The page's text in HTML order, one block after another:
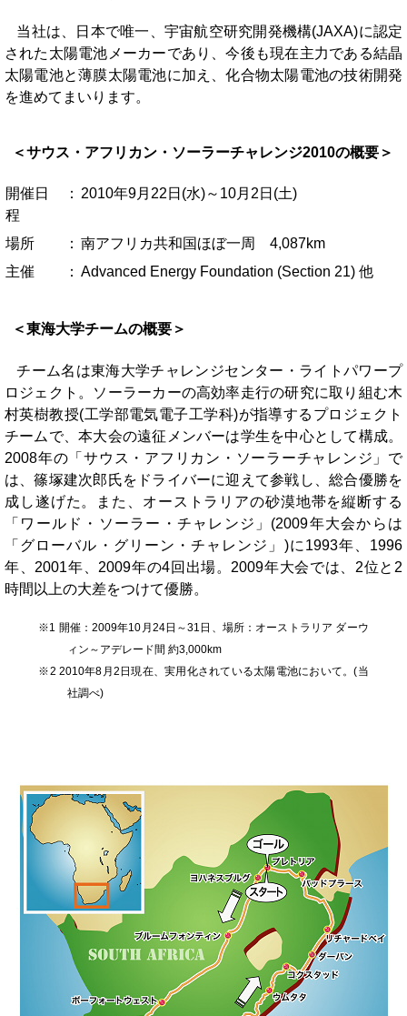
当社は、日本で唯一、宇宙航空研究開発機構(JAXA)に認定
された太陽電池メーカーであり、今後も現在主力である結晶
太陽電池と薄膜太陽電池に加え、化合物太陽電池の技術開発
を進めてまいります。
＜サウス・アフリカン・ソーラーチャレンジ2010の概要＞
開催日
程
： 2010年9月22日(水)～10月2日(土)
場所 ： 南アフリカ共和国ほぼ一周 4,087km
主催
： Advanced Energy Foundation (Section 21) 他
＜東海大学チームの概要＞
チーム名は東海大学チャレンジセンター・ライトパワープ
ロジェクト。ソーラーカーの高効率走行の研究に取り組む木
村英樹教授(工学部電気電子工学科)が指導するプロジェクト
チームで、本大会の遠征メンバーは学生を中心として構成。
2008年の「サウス・アフリカン・ソーラーチャレンジ」で
は、篠塚建次郎氏をドライバーに迎えて参戦し、総合優勝を
成し遂げた。また、オーストラリアの砂漠地帯を縦断する
「ワールド・ソーラー・チャレンジ」(2009年大会からは
「グローバル・グリーン・チャレンジ」)に1993年、1996
年、2001年、2009年の4回出場。2009年大会では、2位と2
時間以上の大差をつけて優勝。
※1 開催：2009年10月24日～31日、場所：オーストラリア ダーウ
ィン～アデレード間 約3,000km
※2 2010年8月2日現在、実用化されている太陽電池において。(当
社調べ)